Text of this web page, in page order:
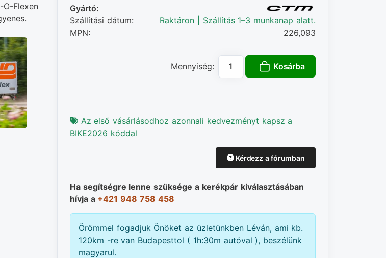
O-Flexen
Gyártó:
Szállítási dátum:
Raktáron | Szállítás 1–3 munkanap alatt.
MPN:
226,093
Mennyiség: Kosárba
Az első vásárlásodhoz azonnali kedvezményt kapsz a
BIKE2026 kóddal
Kérdezz a fórumban
Ha segítségre lenne szüksége a kerékpár kiválasztásában
hívja a +421 948 758 458
Örömmel fogadjuk Önöket az üzletünkben Léván, ami kb.
120km -re van Budapesttol ( 1h:30m autóval ), beszélünk
magyarul.